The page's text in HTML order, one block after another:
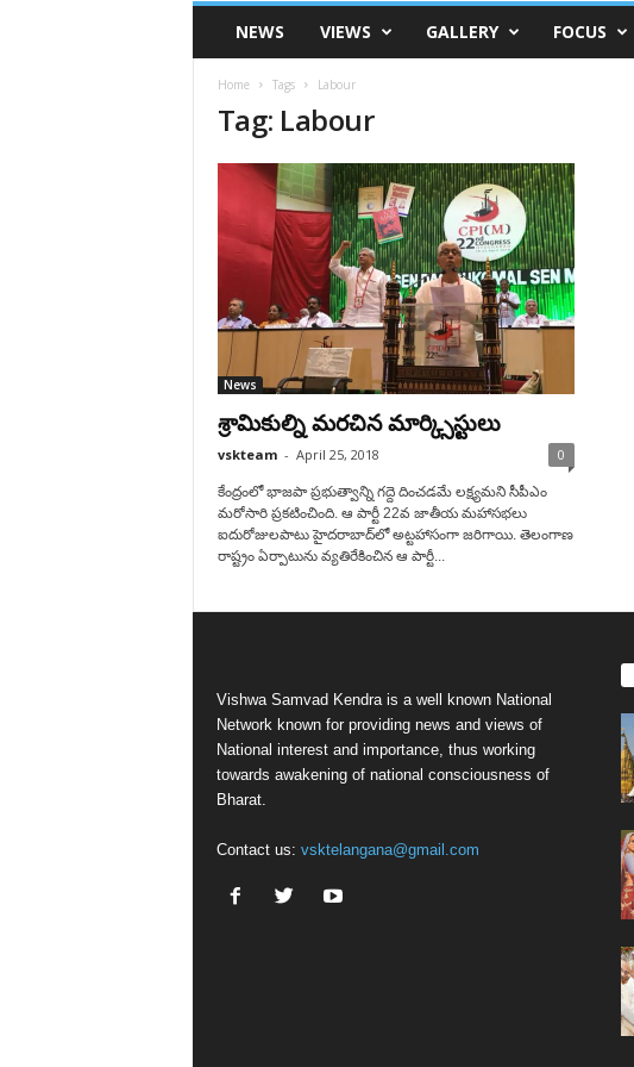
VSK
TelanganaNEWS VIEWS GALLERY FOCUS
Home Tags Labour
Tag: Labour
News
శ్రామికుల్ని మరచిన మార్క్సిస్టులు
vskteam - April 25, 2018 0
కేంద్రంలో భాజపా ప్రభుత్వాన్ని గద్దె దించడమే లక్ష్యమని సీపీఎం
మరోసారి ప్రకటించింది. ఆ పార్టీ 22వ జాతీయ మహాసభలు
ఐదురోజులపాటు హైదరాబాద్‌లో అట్టహాసంగా జరిగాయి. తెలంగాణ
రాష్ట్రం ఏర్పాటును వ్యతిరేకించిన ఆ పార్టీ...
Vishwa Samvad Kendra is a well known National
Network known for providing news and views of
National interest and importance, thus working
towards awakening of national consciousness of
Bharat.
Contact us: vsktelangana@gmail.com